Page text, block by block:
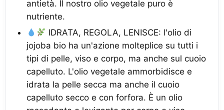
antietà. Il nostro olio vegetale puro è
nutriente.
IDRATA, REGOLA, LENISCE: l'olio di
jojoba bio ha un'azione molteplice su tutti i
tipi di pelle, viso e corpo, ma anche sul cuoio
capelluto. L'olio vegetale ammorbidisce e
idrata la pelle secca ma anche il cuoio
capelluto secco e con forfora. È un olio